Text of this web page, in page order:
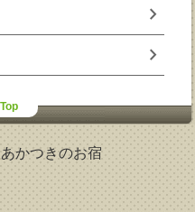
chevron_right
chevron_right
かつきのお宿